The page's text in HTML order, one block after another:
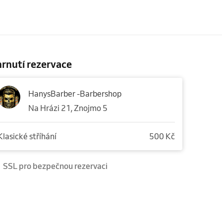
rezervace
HanysBarber -Barbershop
Na Hrázi 21, Znojmo 5
stříhání 500 Kč
SSL pro bezpečnou rezervaci